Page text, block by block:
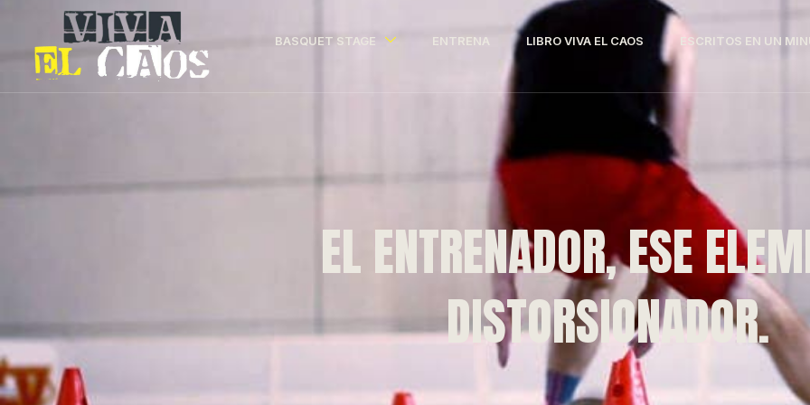
BASQUET STAGE ENTRENA LIBRO VIVA EL CAOS ESCRITOS EN UN
EL ENTRENADOR, ESE
DISTORSIONADOR.